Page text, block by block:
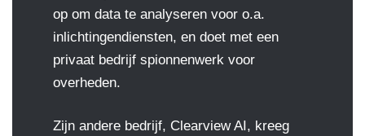
op om data te analyseren voor o.a.
inlichtingendiensten, en doet met een
privaat bedrijf spionnenwerk voor
overheden.
Zijn andere bedrijf, Clearview AI, kreeg